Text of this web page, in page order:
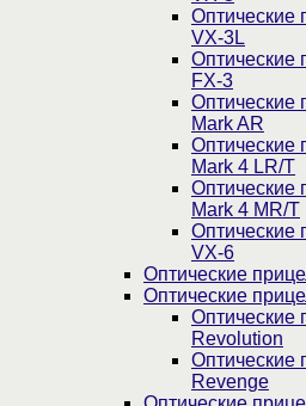
Оптические
VX-3L
Оптические
FX-3
Оптические
Mark AR
Оптические
Mark 4 LR/T
Оптические
Mark 4 MR/T
Оптические
VX-6
Оптические
Оптические
Оптические
Revolution
Оптические
Revenge